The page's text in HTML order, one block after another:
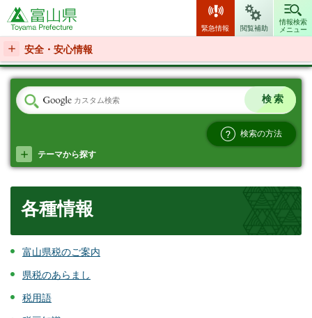
富山県
緊急情報 閲覧補助
情報検索
メニュー
安全・安心情報
検索の方法
テーマから探す
各種情報
富山県税のご案内
県税のあらまし
税用語